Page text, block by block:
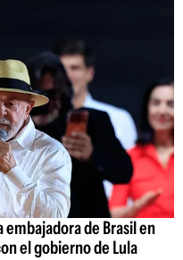
embajadora de Brasil en
el gobierno de Lula